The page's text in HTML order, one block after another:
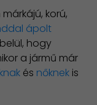
korú,
ápolt
hogy
a jármű már
és nőknek is